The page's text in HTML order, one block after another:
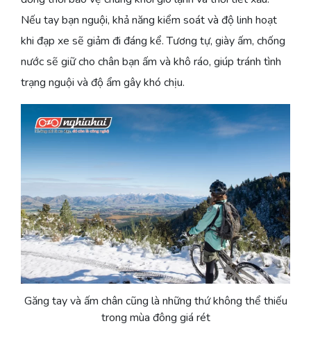
Nếu tay bạn nguội, khả năng kiểm soát và độ linh hoạt
khi đạp xe sẽ giảm đi đáng kể. Tương tự, giày ấm, chống
nước sẽ giữ cho chân bạn ấm và khô ráo, giúp tránh tình
trạng nguội và độ ẩm gây khó chịu.
Găng tay và ấm chân cũng là những thứ không thể thiếu
trong mùa đông giá rét